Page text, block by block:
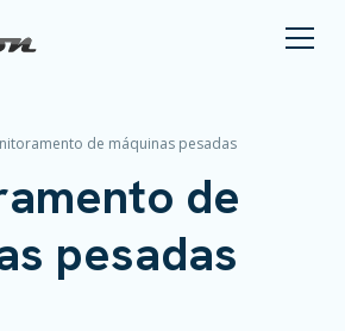
de máquinas pesadas
de
pesadas